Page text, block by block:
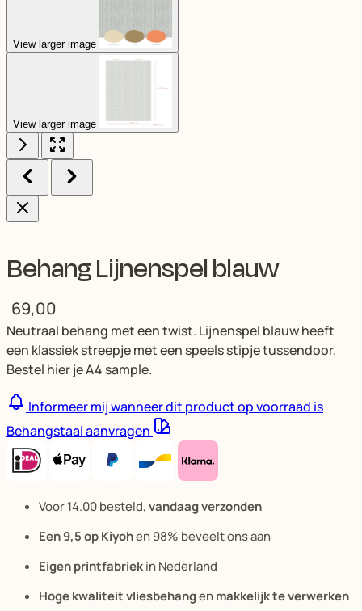
View larger image
View larger image
Behang Lijnenspel blauw
69,00
Neutraal behang met een twist. Lijnenspel blauw heeft
een klassiek streepje met een speels stipje tussendoor.
Bestel hier je A4 sample.
Informeer mij wanneer dit product op voorraad is
Behangstaal aanvragen
Voor 14.00 besteld,vandaag verzonden
Een 9,5 op Kiyohen 98% beveelt ons aan
Eigen printfabriekin Nederland
Hoge kwaliteit vliesbehangenmakkelijk te verwerken